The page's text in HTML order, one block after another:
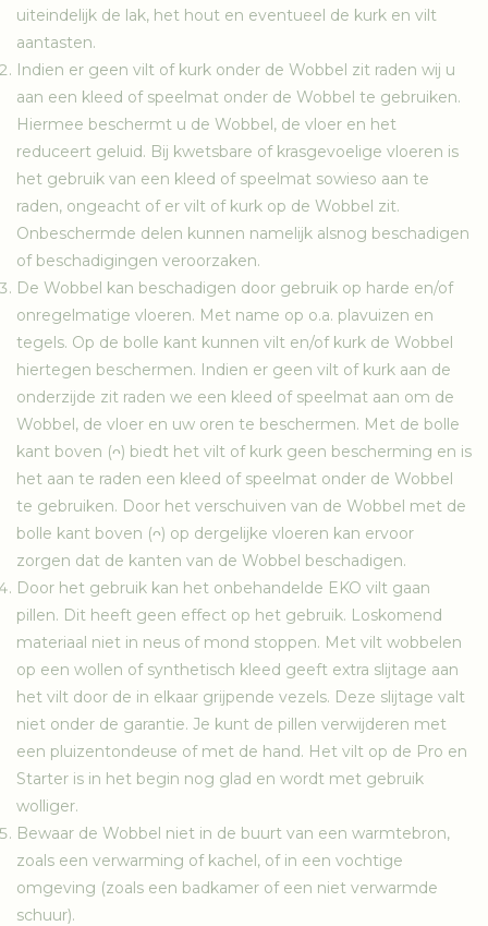
uiteindelijk de lak, het hout en eventueel de kurk en vilt
aantasten.
Indien er geen vilt of kurk onder de Wobbel zit raden wij u
aan een kleed of speelmat onder de Wobbel te gebruiken.
Hiermee beschermt u de Wobbel, de vloer en het
reduceert geluid. Bij kwetsbare of krasgevoelige vloeren is
het gebruik van een kleed of speelmat sowieso aan te
raden, ongeacht of er vilt of kurk op de Wobbel zit.
Onbeschermde delen kunnen namelijk alsnog beschadigen
of beschadigingen veroorzaken.
De Wobbel kan beschadigen door gebruik op harde en/of
onregelmatige vloeren. Met name op o.a. plavuizen en
tegels. Op de bolle kant kunnen vilt en/of kurk de Wobbel
hiertegen beschermen. Indien er geen vilt of kurk aan de
onderzijde zit raden we een kleed of speelmat aan om de
Wobbel, de vloer en uw oren te beschermen. Met de bolle
kant boven (ᴖ) biedt het vilt of kurk geen bescherming en is
het aan te raden een kleed of speelmat onder de Wobbel
te gebruiken. Door het verschuiven van de Wobbel met de
bolle kant boven (ᴖ) op dergelijke vloeren kan ervoor
zorgen dat de kanten van de Wobbel beschadigen.
Door het gebruik kan het onbehandelde EKO vilt gaan
pillen. Dit heeft geen effect op het gebruik. Loskomend
materiaal niet in neus of mond stoppen. Met vilt wobbelen
op een wollen of synthetisch kleed geeft extra slijtage aan
het vilt door de in elkaar grijpende vezels. Deze slijtage valt
niet onder de garantie. Je kunt de pillen verwijderen met
een pluizentondeuse of met de hand. Het vilt op de Pro en
Starter is in het begin nog glad en wordt met gebruik
wolliger.
Bewaar de Wobbel niet in de buurt van een warmtebron,
zoals een verwarming of kachel, of in een vochtige
omgeving (zoals een badkamer of een niet verwarmde
schuur).